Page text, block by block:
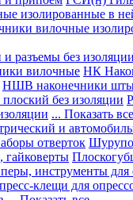
изолированные в
вилочные
разъемы без изоляции
вилочные НК
НШВ наконечники
без изоляции
... Показать все
и
отверток
гайковерты
инструменты для
клещи для